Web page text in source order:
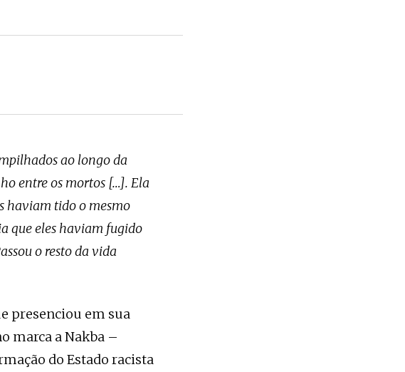
ao longo da
entre os mortos […]. Ela
haviam tido o mesmo
que eles haviam fugido
o resto da vida
presenciou em sua
marca a Nakba –
do Estado racista